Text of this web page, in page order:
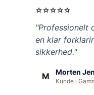
starstarstarstarstar
"Professionelt
en klar
sikkerhed."
M Morten
Kunde i